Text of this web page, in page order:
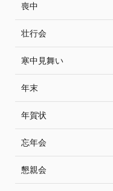
喪中
壮行会
寒中見舞い
年末
年賀状
忘年会
懇親会